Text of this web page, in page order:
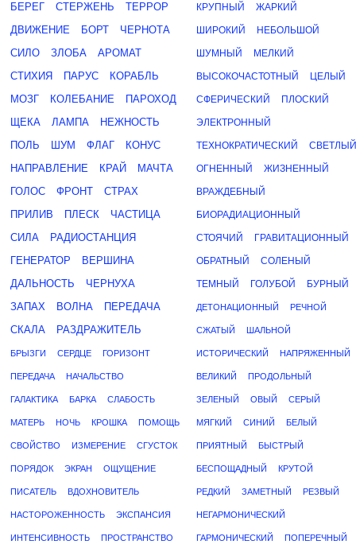
БЕРЕГ
СТЕРЖЕНЬ
ТЕРРОР
ДВИЖЕНИЕ
БОРТ
ЧЕРНОТА
СИЛО
ЗЛОБА
АРОМАТ
СТИХИЯ
ПАРУС
КОРАБЛЬ
МОЗГ
КОЛЕБАНИЕ
ПАРОХОД
ЩЕКА
ЛАМПА
НЕЖНОСТЬ
ПОЛЬ
ШУМ ФЛАГ
КОНУС
НАПРАВЛЕНИЕ
КРАЙ
МАЧТА
ГОЛОС
ФРОНТ
СТРАХ
ПРИЛИВ
ПЛЕСК
ЧАСТИЦА
СИЛА
РАДИОСТАНЦИЯ
ГЕНЕРАТОР
ВЕРШИНА
ДАЛЬНОСТЬ
ЧЕРНУХА
ЗАПАХ
ВОЛНА
ПЕРЕДАЧА
СКАЛА
РАЗДРАЖИТЕЛЬ
БРЫЗГИ СЕРДЦЕ ГОРИЗОНТ
ПЕРЕДАЧА НАЧАЛЬСТВО
ГАЛАКТИКА БАРКА СЛАБОСТЬ
МАТЕРЬ НОЧЬ КРОШКА ПОМОЩЬ
СВОЙСТВО ИЗМЕРЕНИЕ СГУСТОК
ПОРЯДОК ЭКРАН ОЩУЩЕНИЕ
ПИСАТЕЛЬ ВДОХНОВИТЕЛЬ
НАСТОРОЖЕННОСТЬ ЭКСПАНСИЯ
ИНТЕНСИВНОСТЬ ПРОСТРАНСТВО
КРУПНЫЙ ЖАРКИЙ
ШИРОКИЙ НЕБОЛЬШОЙ
ШУМНЫЙ МЕЛКИЙ
ВЫСОКОЧАСТОТНЫЙ ЦЕЛЫЙ
СФЕРИЧЕСКИЙ ПЛОСКИЙ
ЭЛЕКТРОННЫЙ
ТЕХНОКРАТИЧЕСКИЙ СВЕТЛЫЙ
ОГНЕННЫЙ ЖИЗНЕННЫЙ
ВРАЖДЕБНЫЙ
БИОРАДИАЦИОННЫЙ
СТОЯЧИЙ ГРАВИТАЦИОННЫЙ
ОБРАТНЫЙ СОЛЕНЫЙ
ТЕМНЫЙ ГОЛУБОЙ БУРНЫЙ
ДЕТОНАЦИОННЫЙ РЕЧНОЙ
СЖАТЫЙ ШАЛЬНОЙ
ИСТОРИЧЕСКИЙ НАПРЯЖЕННЫЙ
ВЕЛИКИЙ ПРОДОЛЬНЫЙ
ЗЕЛЕНЫЙ ОВЫЙ СЕРЫЙ
МЯГКИЙ СИНИЙ БЕЛЫЙ
ПРИЯТНЫЙ БЫСТРЫЙ
БЕСПОЩАДНЫЙ КРУТОЙ
РЕДКИЙ ЗАМЕТНЫЙ РЕЗВЫЙ
НЕГАРМОНИЧЕСКИЙ
ГАРМОНИЧЕСКИЙ ПОПЕРЕЧНЫЙ